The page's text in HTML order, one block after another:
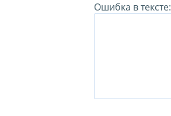
Ошибка в тексте: